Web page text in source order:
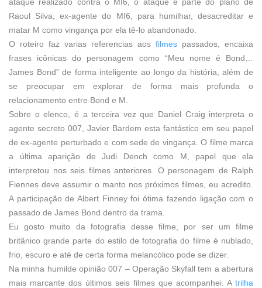
Raoul Silva, ex-agente do MI6, para humilhar, desacreditar e
matar M como vingança por ela tê-lo abandonado.
O roteiro faz varias referencias aos filmes passados, encaixa
frases icônicas do personagem como “Meu nome é Bond…
James Bond” de forma inteligente ao longo da história, além de
se preocupar em explorar de forma mais profunda o
relacionamento entre Bond e M.
Sobre o elenco, é a terceira vez que Daniel Craig interpreta o
agente secreto 007, Javier Bardem esta fantástico em seu papel
de ex-agente perturbado e com sede de vingança. O filme marca
a última aparição de Judi Dench como M, papel que ela
interpretou nos seis filmes anteriores. O personagem de Ralph
Fiennes deve assumir o manto nos próximos filmes, eu acredito.
A participação de Albert Finney foi ótima fazendo ligação com o
passado de James Bond dentro da trama.
Eu gosto muito da fotografia desse filme, por ser um filme
britânico grande parte do estilo de fotografia do filme é nublado,
frio, escuro e até de certa forma melancólico pode se dizer.
Na minha humilde opinião 007 –Operação Skyfall tem a abertura
mais marcante dos últimos seis filmes que acompanhei. A trilha